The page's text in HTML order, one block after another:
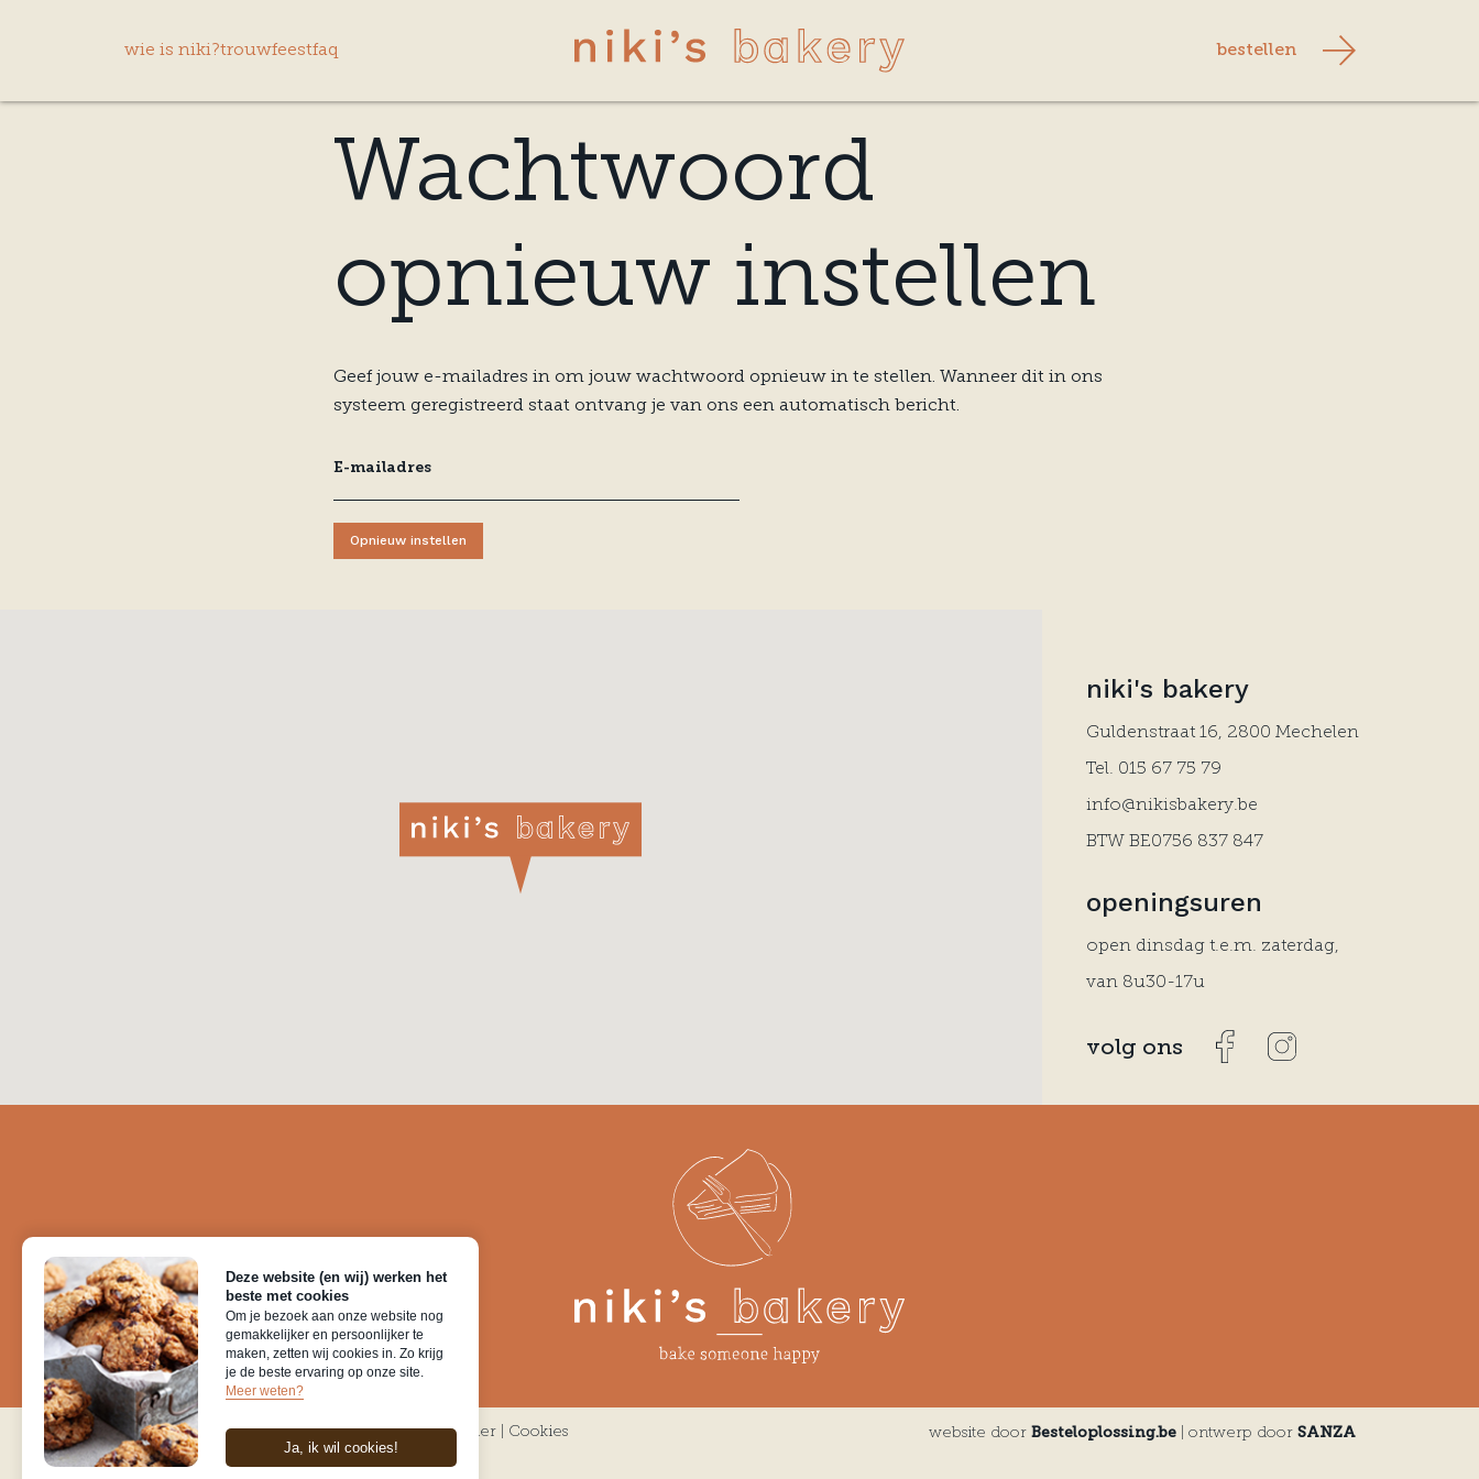
wie is niki?trouwfeestfaq bestellen
Wachtwoord
opnieuw instellen
Geef jouw e-mailadres in om jouw wachtwoord opnieuw in te stellen. Wanneer dit in ons
systeem geregistreerd staat ontvang je van ons een automatisch bericht.
Opnieuw instellen
Deze website (en wij) werken het
beste met cookies
Om je bezoek aan onze website nog
gemakkelijker en persoonlijker te
maken, zetten wij cookies in. Zo krijg
je de beste ervaring op onze site.
Meer weten?
Ja, ik wil cookies!
niki's bakery
Guldenstraat 16, 2800 Mechelen
Tel. 015 67 75 79
info@nikisbakery.be
BTW BE0756 837 847
openingsuren
open dinsdag t.e.m. zaterdag,
van 8u30-17u
volg ons
© 2026 nikisbakery.be |Privacybeleid|Disclaimer| Cookies website door Besteloplossing.be| ontwerp door SANZA